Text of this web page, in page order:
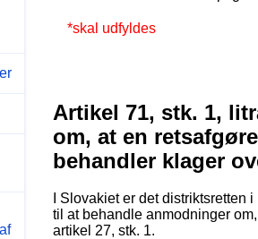
*skal udfyldes
Artikel 71, stk. 1,
om, at en
behandler klager
I Slovakiet er det
til at behandle anmodninger
artikel 27, stk. 1.